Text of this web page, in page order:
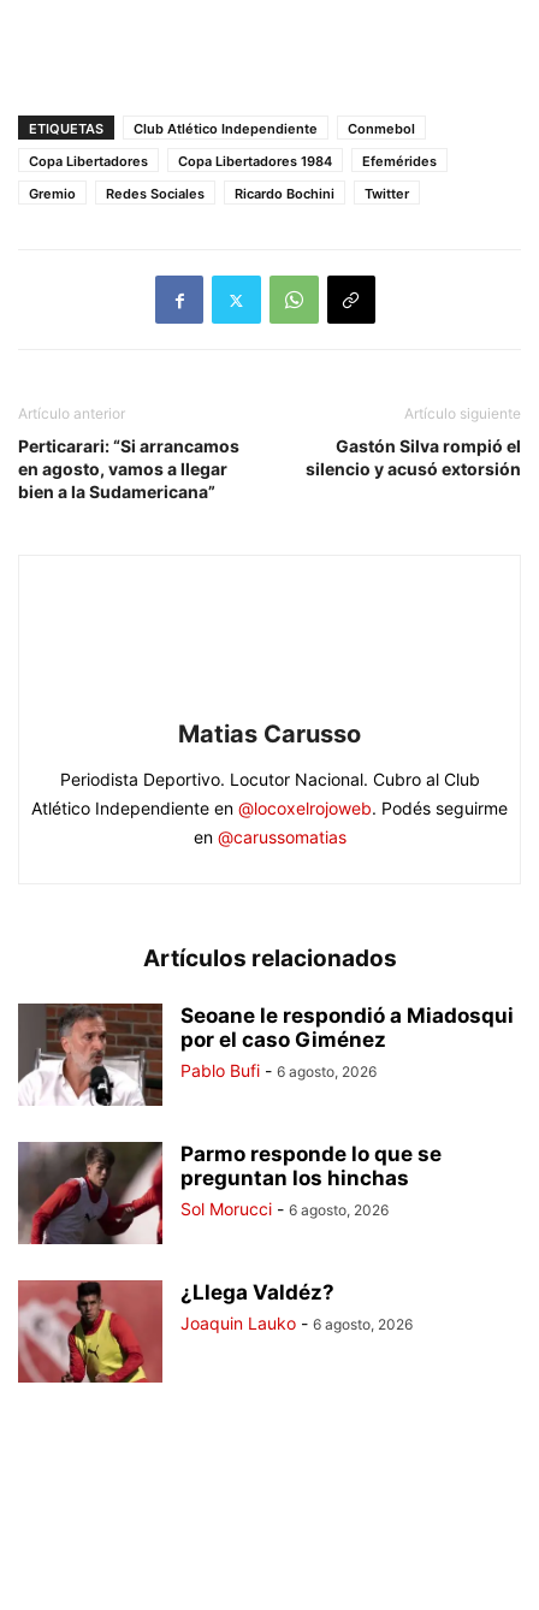
ETIQUETAS Club Atlético Independiente
Conmebol
Copa Libertadores
Copa Libertadores 1984
Efemérides
Gremio
Redes Sociales Ricardo Bochini Twitter
Artículo anterior
Perticarari: “Si arrancamos
en agosto, vamos a llegar
bien a la Sudamericana”
Artículo siguiente
Gastón Silva rompió el
silencio y acusó extorsión
Matias Carusso
Periodista Deportivo. Locutor Nacional. Cubro al Club
Atlético Independiente en @locoxelrojoweb. Podés seguirme
en @carussomatias
Artículos relacionados
Seoane le respondió a Miadosqui
por el caso Giménez
Pablo Bufi - 6 agosto, 2026
Parmo responde lo que se
preguntan los hinchas
Sol Morucci - 6 agosto, 2026
¿Llega Valdéz?
Joaquin Lauko - 6 agosto, 2026